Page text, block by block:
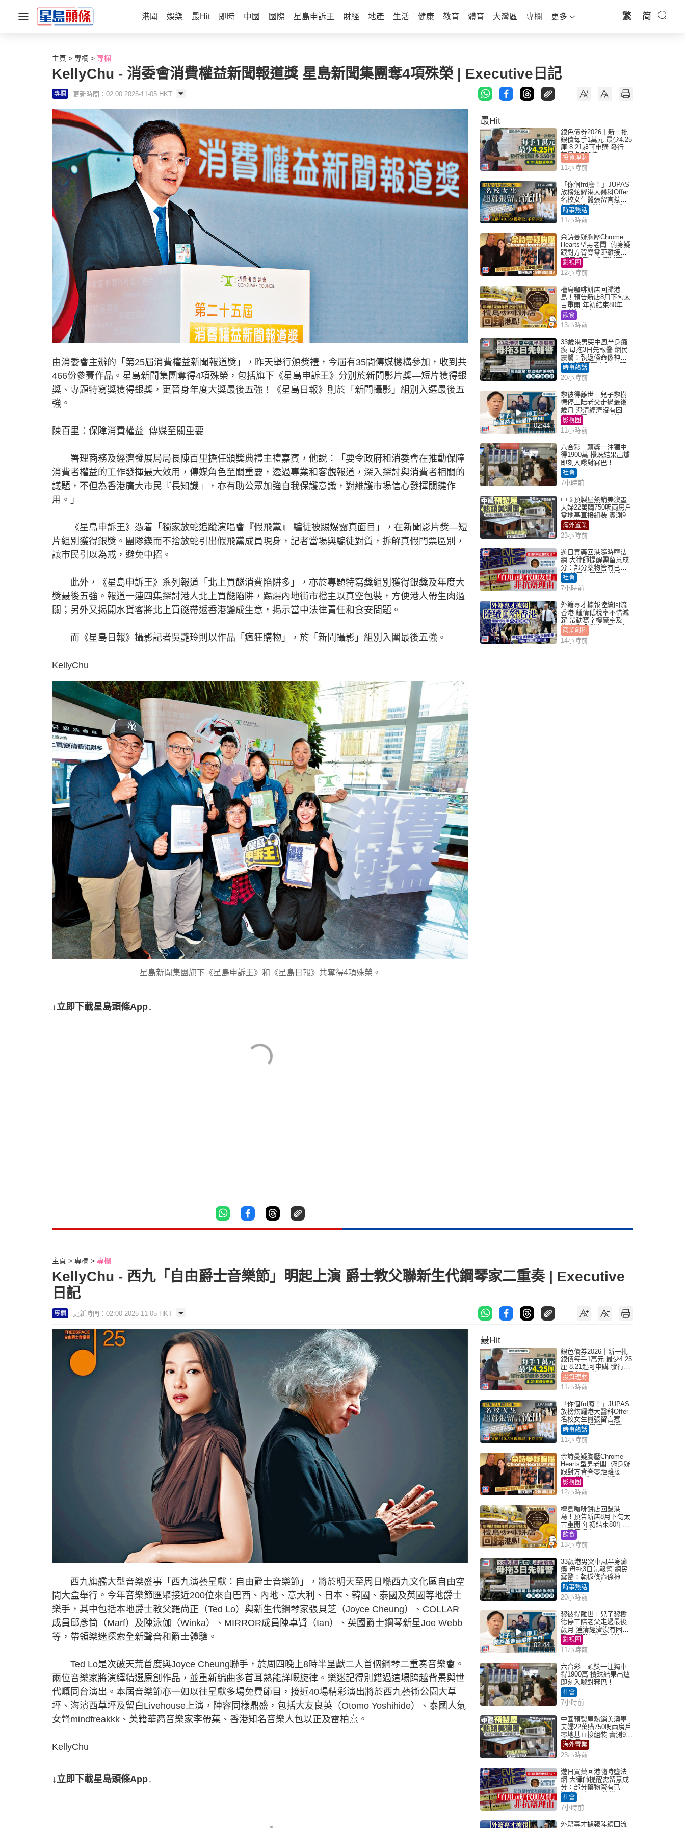
港聞 娛樂 最Hit 即時 中國 國際 星島申訴王 財經 地產 生活 健康 教育 體育 大灣區 專欄 更多 繁 简
主頁 專欄 專欄
KellyChu - 消委會消費權益新聞報道獎 星島新聞集團奪4項殊榮 | Executive日記
專欄 更新時間：02:00 2025-11-05 HKT
由消委會主辦的「第25屆消費權益新聞報道獎」，昨天舉行頒獎禮，今屆有35間傳媒機構參加，收到共
466份參賽作品。星島新聞集團奪得4項殊榮，包括旗下《星島申訴王》分別於新聞影片獎—短片獲得銀
獎、專題特寫獎獲得銀獎，更晉身年度大獎最後五強！《星島日報》則於「新聞攝影」組別入選最後五
強。
陳百里：保障消費權益 傳媒至關重要
署理商務及經濟發展局局長陳百里擔任頒獎典禮主禮嘉賓，他說：「要令政府和消委會在推動保障
消費者權益的工作發揮最大效用，傳媒角色至關重要，透過專業和客觀報道，深入探討與消費者相關的
議題，不但為香港廣大市民『長知識』，亦有助公眾加強自我保護意識，對維護市場信心發揮關鍵作
用。」
《星島申訴王》憑着「獨家放蛇追蹤演唱會『假飛黨』 騙徒被踢爆露真面目」，在新聞影片獎—短
片組別獲得銀獎。團隊鍥而不捨放蛇引出假飛黨成員現身，記者當場與騙徒對質，拆解真假門票區別，
讓市民引以為戒，避免中招。
此外，《星島申訴王》系列報道「北上買餸消費陷阱多」，亦於專題特寫獎組別獲得銀獎及年度大
獎最後五強。報道一連四集探討港人北上買餸陷阱，踢爆內地街市檔主以真空包裝，方便港人帶生肉過
關；另外又揭開水貨客將北上買餸帶返香港變成生意，揭示當中法律責任和食安問題。
而《星島日報》攝影記者吳艷玲則以作品「瘋狂購物」，於「新聞攝影」組別入圍最後五強。
KellyChu
星島新聞集團旗下《星島申訴王》和《星島日報》共奪得4項殊榮。
↓立即下載星島頭條App↓
最Hit
銀色債券2026｜新一批
銀債每手1萬元 最少4.25
厘 8.21起可申購 發行金
額最多550億
投資理財
11小時前
「你個frd廢！」JUPAS
放榜炫耀港大醫科Offer
名校女生囂張留言惹眾
怒 醫學院澄清：宣稱
「40.5分獲錄取」不符事
實｜Juicy叮
時事熱話
11小時前
佘詩曼疑胸壓Chrome
Hearts型男老闆 俯身疑
跟對方背脊零距離接觸
網民驚呼：企側邊唔
得？
影視圈
12小時前
檀島咖啡餅店回歸港
島！預告新店8月下旬太
古重開 年初結束80年歷
史灣仔總店
飲食
13小時前
33歲港男突中風半身癱
瘓 母拖3日先報警 網民
震驚：執返條命係神蹟
自爆2個惡習｜Juicy叮
時事熱話
20小時前
02:44
黎彼得離世丨兒子黎樹
德停工陪老父走過最後
歲月 澄清經濟沒有困
難：傳聞有誇張成份
影視圈
11小時前
六合彩︱頭獎一注獨中
得1900萬 攪珠結果出爐
即刻入嚟對冧巴！
社會
7小時前
中國預製屋熱銷美澳墨
夫婦22萬購750呎兩房戶
零地基直接組裝 實測9個
月激讚
海外置業
23小時前
遊日買藥回港隨時墮法
網 大律師提醒需留意成
分：部分藥物管有已違
法 代朋友買可抗辯？
社會
7小時前
外籍專才據報陸續回流
香港 鍾情低稅率不惜減
薪 帶動寫字樓豪宅及學
位競爭「香港已重現生
機」
商業創科
14小時前
主頁 專欄 專欄
KellyChu - 西九「自由爵士音樂節」明起上演 爵士教父聯新生代鋼琴家二重奏 | Executive
日記
專欄 更新時間：02:00 2025-11-05 HKT
西九旗艦大型音樂盛事「西九演藝呈獻：自由爵士音樂節」，將於明天至周日喺西九文化區自由空
間大盒舉行。今年音樂節匯聚接近200位來自巴西、內地、意大利、日本、韓國、泰國及英國等地爵士
樂手，其中包括本地爵士教父羅尚正（Ted Lo）與新生代鋼琴家張貝芝（Joyce Cheung）、COLLAR
成員邱彥筒（Marf）及陳泳伽（Winka）、MIRROR成員陳卓賢（Ian）、英國爵士鋼琴新星Joe Webb
等，帶領樂迷探索全新聲音和爵士體驗。
Ted Lo是次破天荒首度與Joyce Cheung聯手，於周四晚上8時半呈獻二人首個鋼琴二重奏音樂會。
兩位音樂家將演繹精選原創作品，並重新編曲多首耳熟能詳嘅旋律。樂迷記得別錯過這場跨越背景與世
代嘅同台演出。本屆音樂節亦一如以往呈獻多場免費節目，接近40場精彩演出將於西九藝術公園大草
坪、海濱西草坪及留白Livehouse上演，陣容同樣鼎盛，包括大友良英（Otomo Yoshihide）、泰國人氣
女聲mindfreakkk、美籍華裔音樂家李帶菓、香港知名音樂人包以正及雷柏熹。
KellyChu
↓立即下載星島頭條App↓
最Hit
銀色債券2026｜新一批
銀債每手1萬元 最少4.25
厘 8.21起可申購 發行金
額最多550億
投資理財
11小時前
「你個frd廢！」JUPAS
放榜炫耀港大醫科Offer
名校女生囂張留言惹眾
怒 醫學院澄清：宣稱
「40.5分獲錄取」不符事
實｜Juicy叮
時事熱話
11小時前
佘詩曼疑胸壓Chrome
Hearts型男老闆 俯身疑
跟對方背脊零距離接觸
網民驚呼：企側邊唔
得？
影視圈
12小時前
檀島咖啡餅店回歸港
島！預告新店8月下旬太
古重開 年初結束80年歷
史灣仔總店
飲食
13小時前
33歲港男突中風半身癱
瘓 母拖3日先報警 網民
震驚：執返條命係神蹟
自爆2個惡習｜Juicy叮
時事熱話
20小時前
02:44
黎彼得離世丨兒子黎樹
德停工陪老父走過最後
歲月 澄清經濟沒有困
難：傳聞有誇張成份
影視圈
11小時前
六合彩︱頭獎一注獨中
得1900萬 攪珠結果出爐
即刻入嚟對冧巴！
社會
7小時前
中國預製屋熱銷美澳墨
夫婦22萬購750呎兩房戶
零地基直接組裝 實測9個
月激讚
海外置業
23小時前
遊日買藥回港隨時墮法
網 大律師提醒需留意成
分：部分藥物管有已違
法 代朋友買可抗辯？
社會
7小時前
外籍專才據報陸續回流